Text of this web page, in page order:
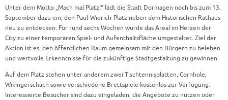
Unter dem Motto „Mach mal Platz!“ lädt die Stadt Dormagen noch bis zum 13.
September dazu ein, den Paul-Wierich-Platz neben dem Historischen Rathaus
neu zu entdecken. Für rund sechs Wochen wurde das Areal im Herzen der
City zu einer temporären Spiel- und Aufenthaltsfläche umgestaltet. Ziel der
Aktion ist es, den öffentlichen Raum gemeinsam mit den Bürgern zu beleben
und wertvolle Erkenntnisse für die zukünftige Stadtgestaltung zu gewinnen.
Auf dem Platz stehen unter anderem zwei Tischtennisplatten, Cornhole,
Wikingerschach sowie verschiedene Brettspiele kostenlos zur Verfügung.
Interessierte Besucher sind dazu eingeladen, die Angebote zu nutzen oder